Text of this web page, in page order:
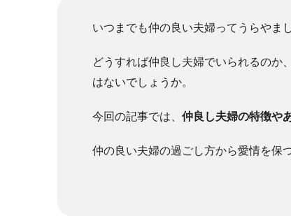
いつまでも仲の良い夫婦ってうらやま
どうすれば仲良し夫婦でいられるのか
はないでしょうか。
今回の記事では、 仲良し夫婦の特徴や
仲の良い夫婦の過ごし方から愛情を保